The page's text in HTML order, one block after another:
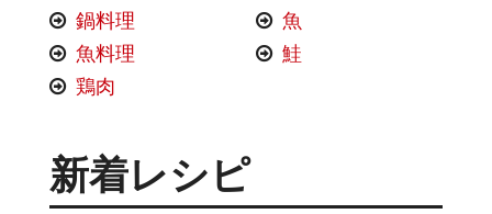
鍋料理
魚
魚料理
鮭
鶏肉
新着レシピ